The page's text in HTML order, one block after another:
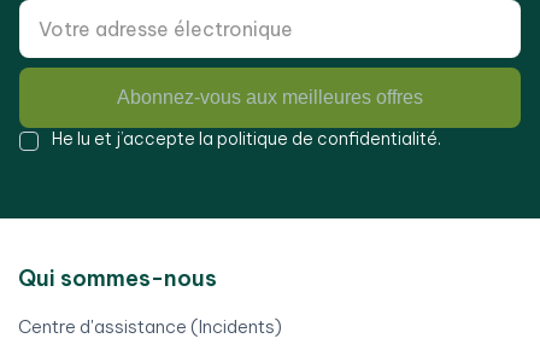
Abonnez-vous aux meilleures offres
He lu et j’accepte la politique de confidentialité.
Qui sommes-nous
Centre d'assistance (Incidents)